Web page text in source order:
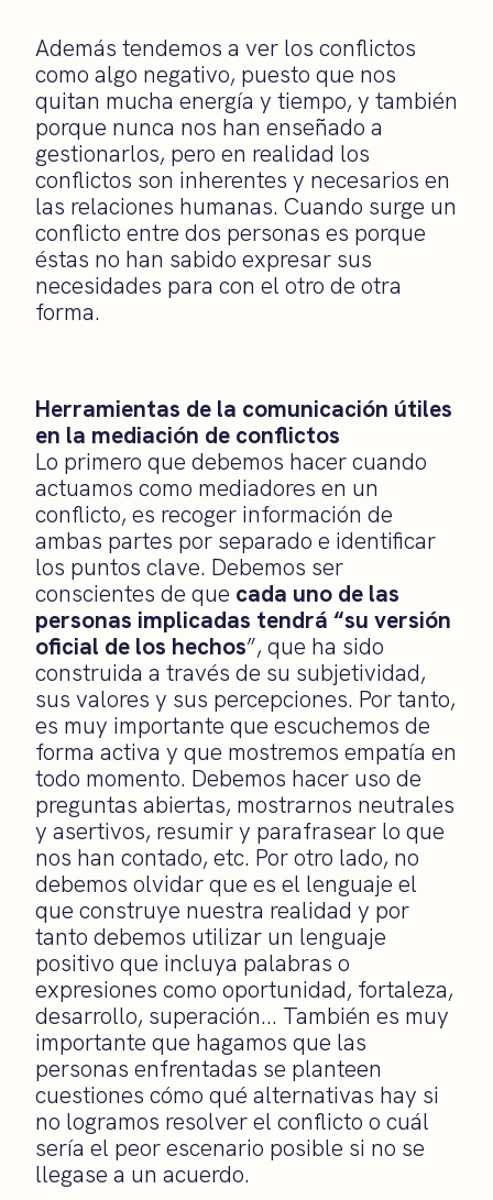
Además tendemos a ver los conflictos
como algo negativo, puesto que nos
quitan mucha energía y tiempo, y también
porque nunca nos han enseñado a
gestionarlos, pero en realidad los
conflictos son inherentes y necesarios en
las relaciones humanas. Cuando surge un
conflicto entre dos personas es porque
éstas no han sabido expresar sus
necesidades para con el otro de otra
forma.
Herramientas de la comunicación útiles
en la mediación de conflictos
Lo primero que debemos hacer cuando
actuamos como mediadores en un
conflicto, es recoger información de
ambas partes por separado e identificar
los puntos clave. Debemos ser
conscientes de que cada uno de las
personas implicadas tendrá “su versión
oficial de los hechos”, que ha sido
construida a través de su subjetividad,
sus valores y sus percepciones. Por tanto,
es muy importante que escuchemos de
forma activa y que mostremos empatía en
todo momento. Debemos hacer uso de
preguntas abiertas, mostrarnos neutrales
y asertivos, resumir y parafrasear lo que
nos han contado, etc. Por otro lado, no
debemos olvidar que es el lenguaje el
que construye nuestra realidad y por
tanto debemos utilizar un lenguaje
positivo que incluya palabras o
expresiones como oportunidad, fortaleza,
desarrollo, superación… También es muy
importante que hagamos que las
personas enfrentadas se planteen
cuestiones cómo qué alternativas hay si
no logramos resolver el conflicto o cuál
sería el peor escenario posible si no se
llegase a un acuerdo.